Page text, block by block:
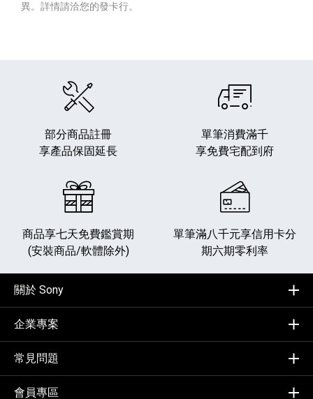
異。詳情請洽您的發卡行。
部分商品註冊
享產品保固延長
單筆消費滿千
享免費宅配到府
商品享七天免費鑑賞期
(安裝商品/軟體除外)
單筆滿八千元享信用卡分
期六期零利率
關於 Sony
企業專案
常見問題
會員專區